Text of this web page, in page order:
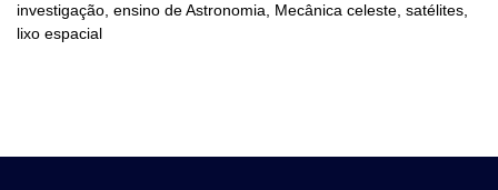
investigação, ensino de Astronomia, Mecânica celeste, satélites,
lixo espacial